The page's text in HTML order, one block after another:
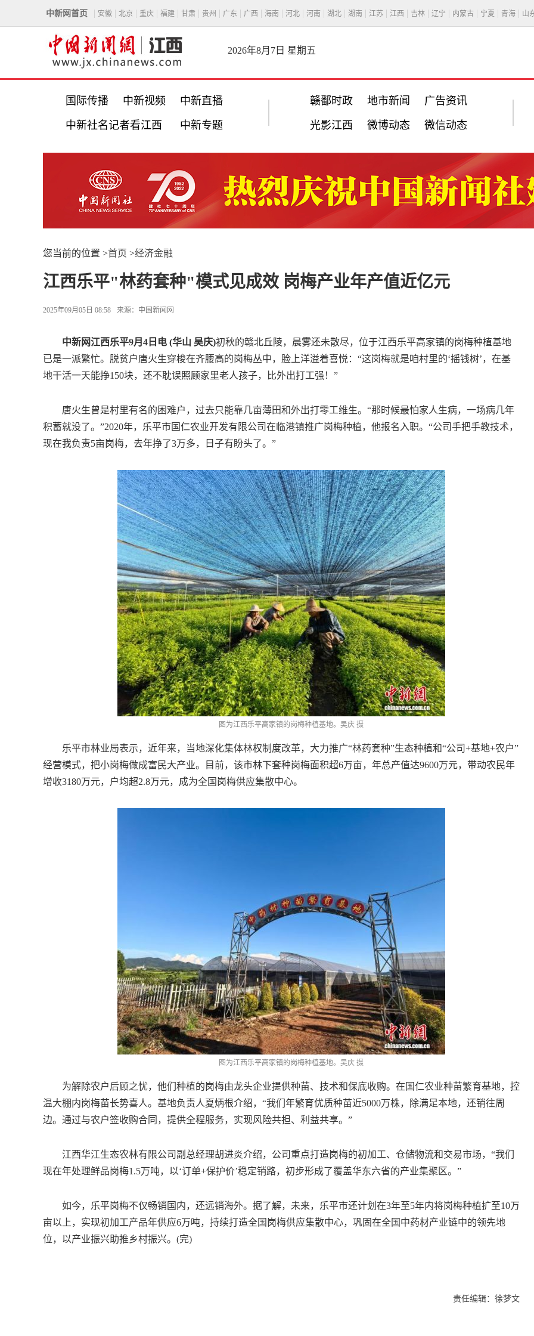
中新网首页 安徽 北京 重庆 福建 甘肃 贵州 广东 广西 海南 河北 河南 湖北 湖南 江苏 江西 吉林 辽宁 内蒙古 宁夏 青海 山
2026年8月7日 星期五
国际传播 中新视频 中新直播
中新社名记者看江西 中新专题
赣鄱时政 地市新闻 广告资讯
光影江西 微博动态 微信动态
您当前的位置 >首页 >经济金融
江西乐平"林药套种"模式见成效 岗梅产业年产值近亿元
2025年09月05日 08:58 来源： 中国新闻网
中新网江西乐平9月4日电 (华山 吴庆)初秋的赣北丘陵，晨雾还未散尽，位于江西乐平高家镇的岗梅种植基地
已是一派繁忙。脱贫户唐火生穿梭在齐腰高的岗梅丛中，脸上洋溢着喜悦：“这岗梅就是咱村里的‘摇钱树’，在基
地干活一天能挣150块，还不耽误照顾家里老人孩子，比外出打工强！”
唐火生曾是村里有名的困难户，过去只能靠几亩薄田和外出打零工维生。“那时候最怕家人生病，一场病几年
积蓄就没了。”2020年，乐平市国仁农业开发有限公司在临港镇推广岗梅种植，他报名入职。“公司手把手教技术，
现在我负责5亩岗梅，去年挣了3万多，日子有盼头了。”
图为江西乐平高家镇的岗梅种植基地。吴庆 摄
乐平市林业局表示，近年来，当地深化集体林权制度改革，大力推广“林药套种”生态种植和“公司+基地+农户”
经营模式，把小岗梅做成富民大产业。目前，该市林下套种岗梅面积超6万亩，年总产值达9600万元，带动农民年
增收3180万元，户均超2.8万元，成为全国岗梅供应集散中心。
图为江西乐平高家镇的岗梅种植基地。吴庆 摄
为解除农户后顾之忧，他们种植的岗梅由龙头企业提供种苗、技术和保底收购。在国仁农业种苗繁育基地，控
温大棚内岗梅苗长势喜人。基地负责人夏炳根介绍，“我们年繁育优质种苗近5000万株，除满足本地，还销往周
边。通过与农户签收购合同，提供全程服务，实现风险共担、利益共享。”
江西华江生态农林有限公司副总经理胡进炎介绍，公司重点打造岗梅的初加工、仓储物流和交易市场，“我们
现在年处理鲜品岗梅1.5万吨，以‘订单+保护价’稳定销路，初步形成了覆盖华东六省的产业集聚区。”
如今，乐平岗梅不仅畅销国内，还远销海外。据了解，未来，乐平市还计划在3年至5年内将岗梅种植扩至10万
亩以上，实现初加工产品年供应6万吨，持续打造全国岗梅供应集散中心，巩固在全国中药材产业链中的领先地
位，以产业振兴助推乡村振兴。(完)
责任编辑：徐梦文